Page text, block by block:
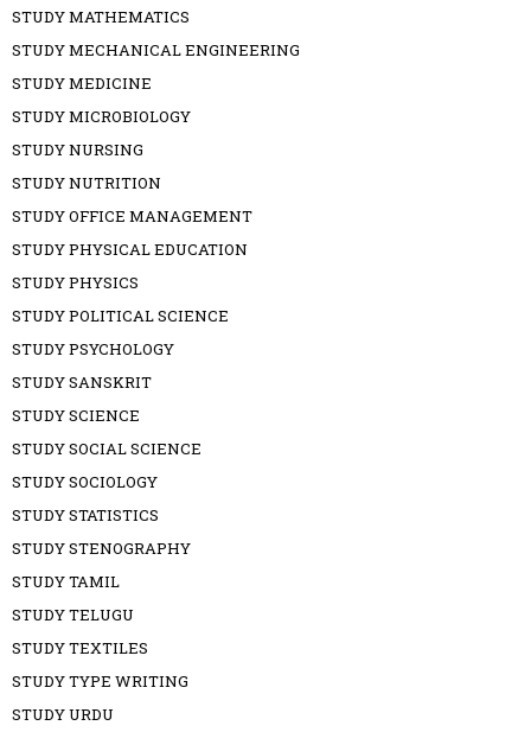
STUDY MATHEMATICS
STUDY MECHANICAL ENGINEERING
STUDY MEDICINE
STUDY MICROBIOLOGY
STUDY NURSING
STUDY NUTRITION
STUDY OFFICE MANAGEMENT
STUDY PHYSICAL EDUCATION
STUDY PHYSICS
STUDY POLITICAL SCIENCE
STUDY PSYCHOLOGY
STUDY SANSKRIT
STUDY SCIENCE
STUDY SOCIAL SCIENCE
STUDY SOCIOLOGY
STUDY STATISTICS
STUDY STENOGRAPHY
STUDY TAMIL
STUDY TELUGU
STUDY TEXTILES
STUDY TYPE WRITING
STUDY URDU